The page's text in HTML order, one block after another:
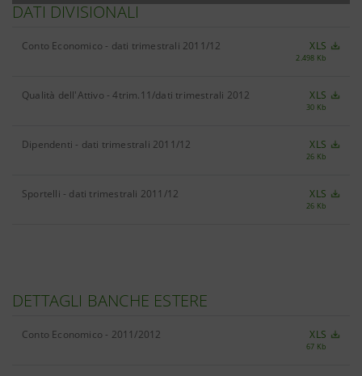
DATI DIVISIONALI
Conto Economico - dati trimestrali 2011/12 XLS
2.498 Kb
Qualità dell'Attivo - 4trim.11/dati trimestrali 2012 XLS
30 Kb
Dipendenti - dati trimestrali 2011/12 XLS
26 Kb
Sportelli - dati trimestrali 2011/12 XLS
26 Kb
DETTAGLI BANCHE ESTERE
Conto Economico - 2011/2012 XLS
67 Kb